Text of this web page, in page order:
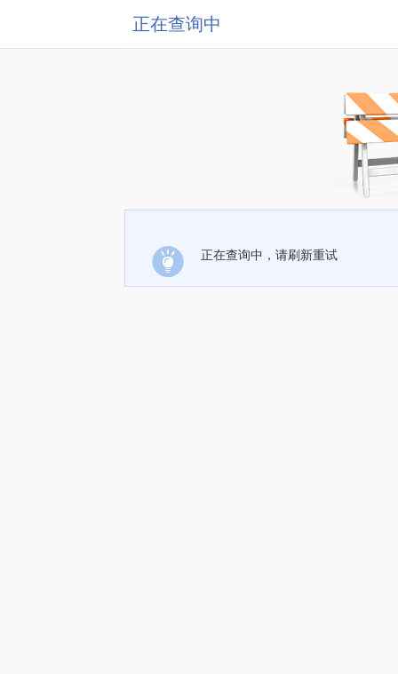
正在查询中
正在查询中，请刷新重试